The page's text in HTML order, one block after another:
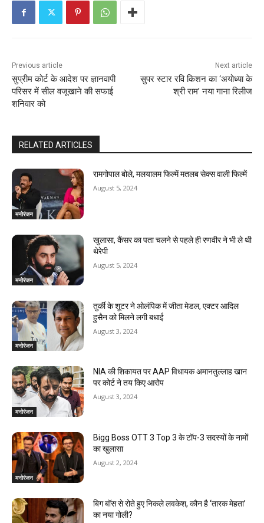
Previous article
सुप्रीम कोर्ट के आदेश पर ज्ञानवापी
परिसर में सील वजूखाने की सफाई
शनिवार को
Next article
सुपर स्टार रवि किशन का ‘अयोध्या के
श्री राम’ नया गाना रिलीज
RELATED ARTICLES
मनोरंजन
रामगोपाल बोले, मलयालम फिल्में मतलब सेक्स वाली फिल्में
August 5, 2024
मनोरंजन
खुलासा, कैंसर का पता चलने से पहले ही रणवीर ने भी ले थी
थेरेपी
August 5, 2024
मनोरंजन
तुर्की के शूटर ने ओलंपिक में जीता मेडल, एक्टर आदिल
हुसैन को मिलने लगी बधाई
August 3, 2024
मनोरंजन
NIA की शिकायत पर AAP विधायक अमानतुल्लाह खान
पर कोर्ट ने तय किए आरोप
August 3, 2024
मनोरंजन
Bigg Boss OTT 3 Top 3 के टॉप-3 सदस्यों के नामों
का खुलासा
August 2, 2024
बिग बॉस से रोते हुए निकले लवकेश, कौन है ‘तारक मेहता’
का नया गोली?